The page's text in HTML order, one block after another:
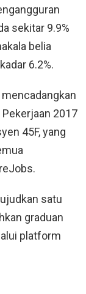
sekitar 9.9%
belia
6.2%.
2017
45F, yang
satu
graduan
platform